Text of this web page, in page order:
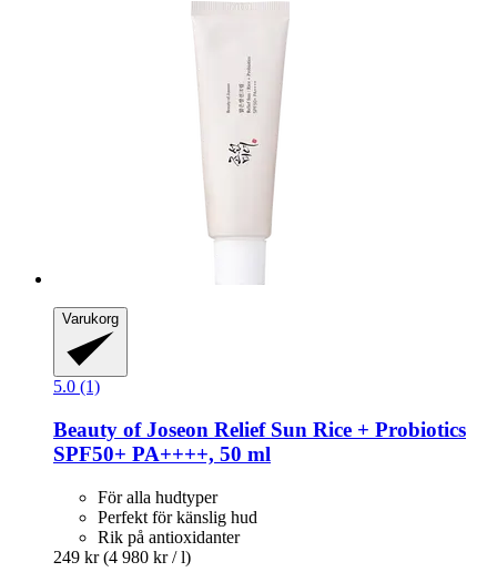
Varukorg
5.0 (1)
Beauty of Joseon Relief Sun Rice + Probiotics
SPF50+ PA++++, 50 ml
För alla hudtyper
Perfekt för känslig hud
Rik på antioxidanter
249 kr (4 980 kr / l)